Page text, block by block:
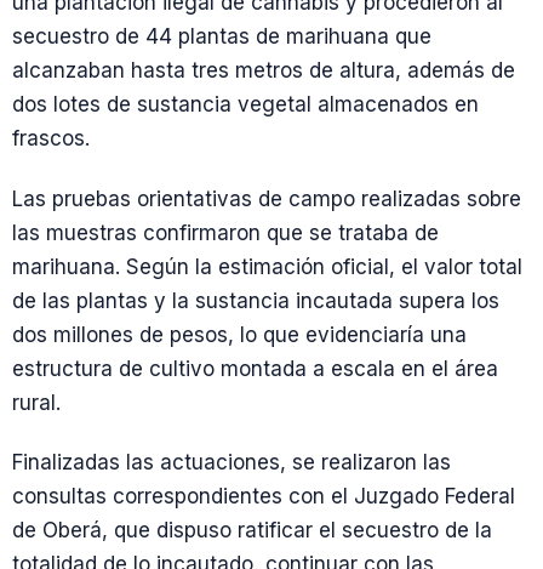
secuestro de 44 plantas de marihuana que
alcanzaban hasta tres metros de altura, además de
dos lotes de sustancia vegetal almacenados en
frascos.
Las pruebas orientativas de campo realizadas sobre
las muestras confirmaron que se trataba de
marihuana. Según la estimación oficial, el valor total
de las plantas y la sustancia incautada supera los
dos millones de pesos, lo que evidenciaría una
estructura de cultivo montada a escala en el área
rural.
Finalizadas las actuaciones, se realizaron las
consultas correspondientes con el Juzgado Federal
de Oberá, que dispuso ratificar el secuestro de la
totalidad de lo incautado, continuar con las